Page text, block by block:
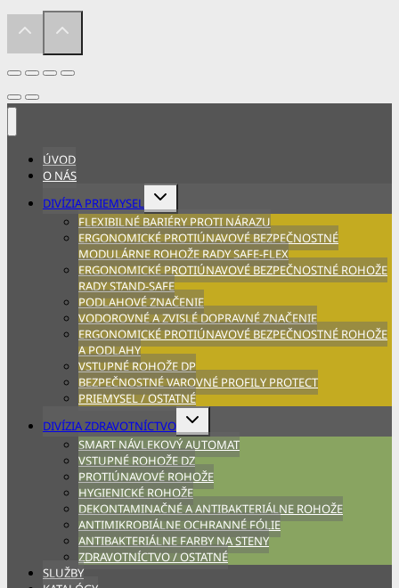
ÚVOD
O NÁS
DIVÍZIA PRIEMYSEL
Expand
child
menu
FLEXIBILNÉ BARIÉRY PROTI NÁRAZU
ERGONOMICKÉ PROTIÚNAVOVÉ BEZPEČNOSTNÉ
MODULÁRNE ROHOŽE RADY SAFE-FLEX
ERGONOMICKÉ PROTIÚNAVOVÉ BEZPEČNOSTNÉ ROHOŽE
RADY STAND-SAFE
PODLAHOVÉ ZNAČENIE
VODOROVNÉ A ZVISLÉ DOPRAVNÉ ZNAČENIE
ERGONOMICKÉ PROTIÚNAVOVÉ BEZPEČNOSTNÉ ROHOŽE
A PODLAHY
VSTUPNÉ ROHOŽE DP
BEZPEČNOSTNÉ VAROVNÉ PROFILY PROTECT
PRIEMYSEL / OSTATNÉ
DIVÍZIA ZDRAVOTNÍCTVO
Expand
child
menu
SMART NÁVLEKOVÝ AUTOMAT
VSTUPNÉ ROHOŽE DZ
PROTIÚNAVOVÉ ROHOŽE
HYGIENICKÉ ROHOŽE
DEKONTAMINAČNÉ A ANTIBAKTERIÁLNE ROHOŽE
ANTIMIKROBIÁLNE OCHRANNÉ FÓLIE
ANTIBAKTERIÁLNE FARBY NA STENY
ZDRAVOTNÍCTVO / OSTATNÉ
SLUŽBY